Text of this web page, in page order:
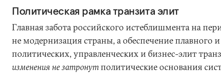
Политическая рамка транзита элит
Главная забота российского истеблишмента на
не модернизация страны, а обеспечение плавного
политических, управленческих и бизнес-элит
изменения не затронутполитические основания